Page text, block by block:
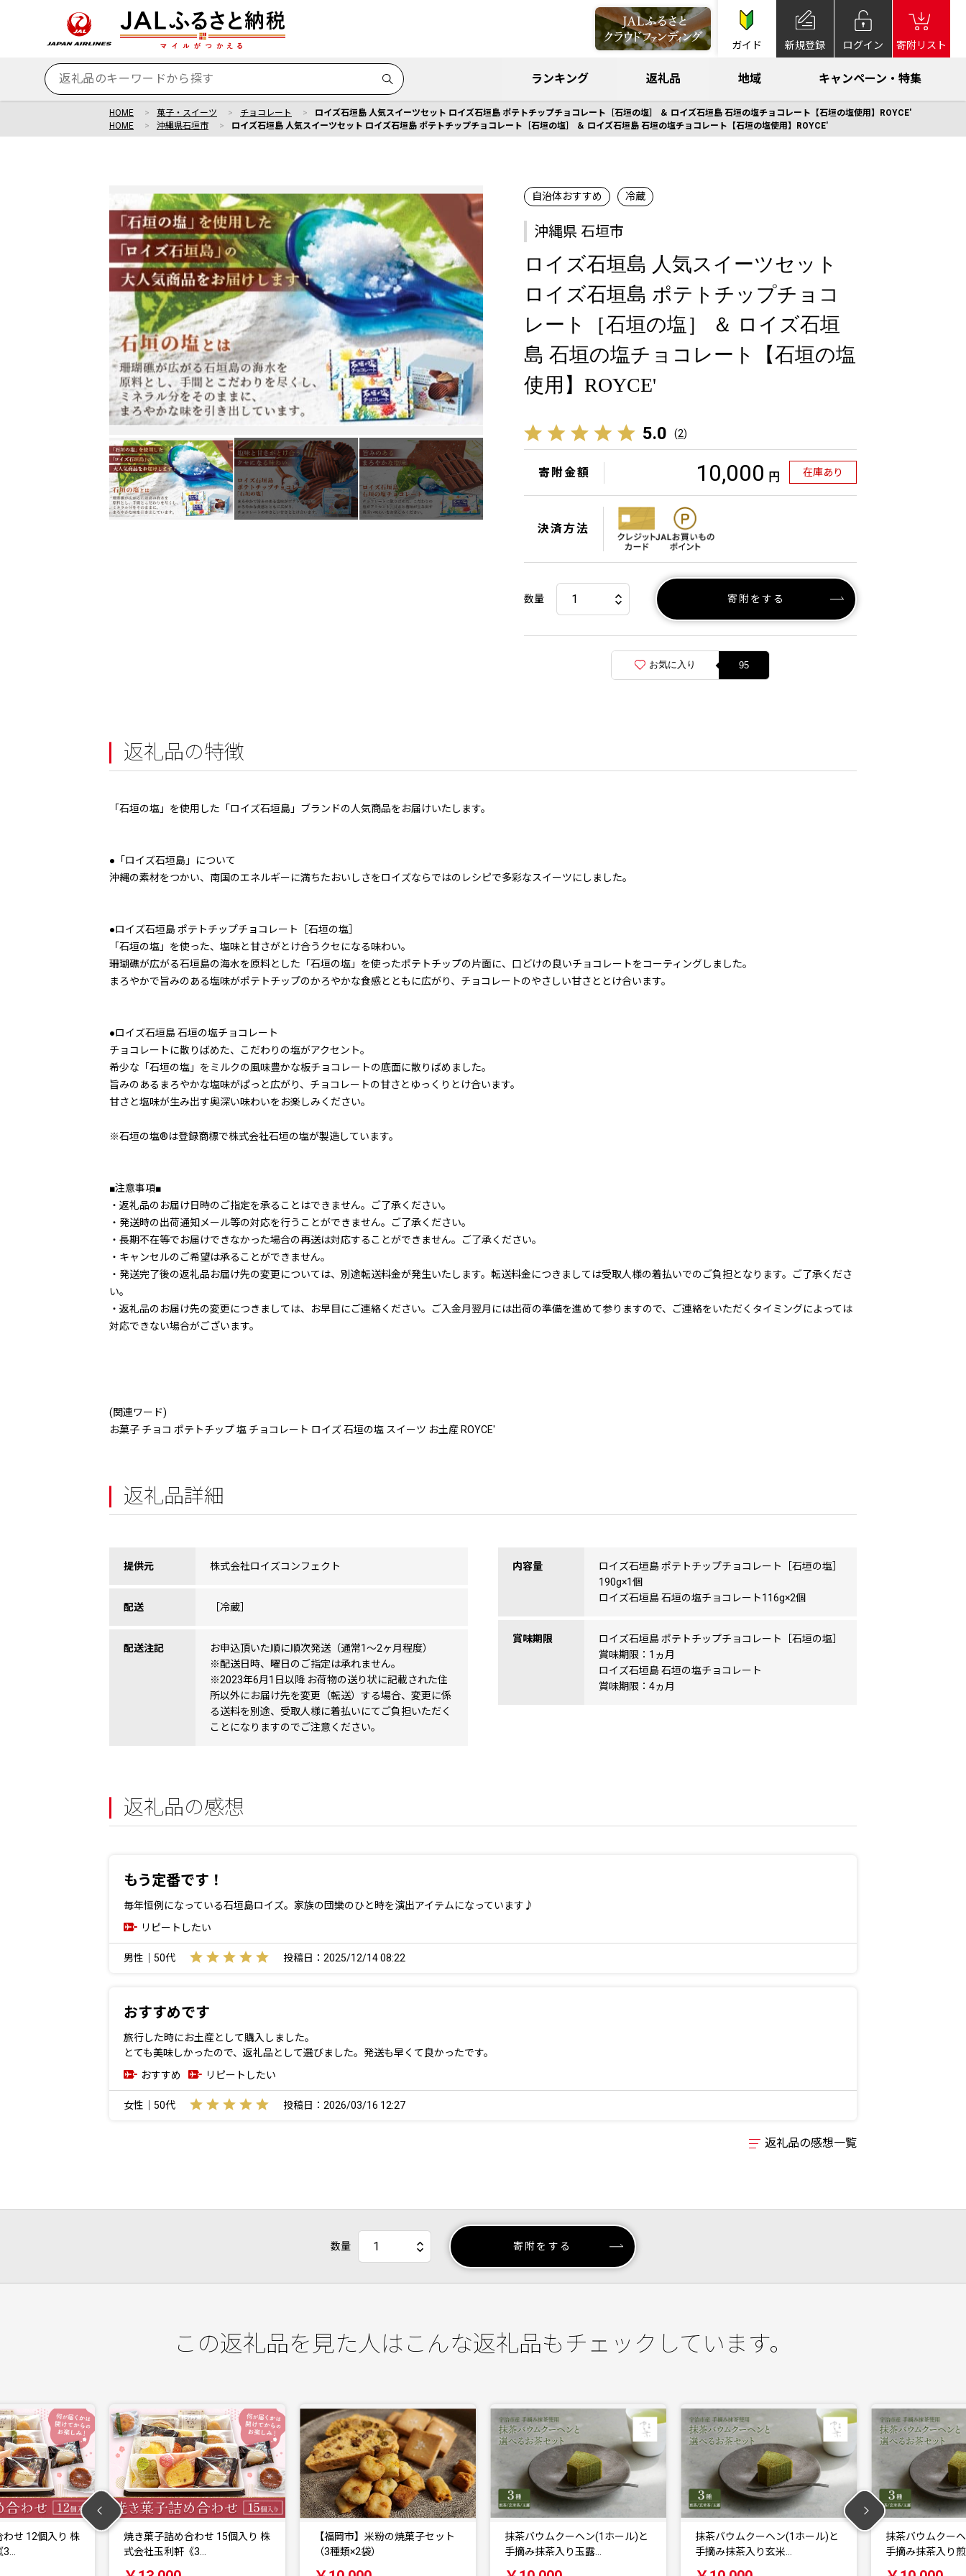
ガイド 新規登録 ログイン 寄附リスト
ランキング 返礼品 地域 キャンペーン・特集
HOME 菓子・スイーツ チョコレート
ロイズ石垣島 人気スイーツセット ロイズ石垣島 ポテトチップチョコレート［石垣の塩］ ＆ ロイズ石垣島 石垣の塩チョコレート【石垣の塩使用】ROYCE'
HOME
沖縄県石垣市 ロイズ石垣島 人気スイーツセット ロイズ石垣島 ポテトチップチョコレート［石垣の塩］ ＆ ロイズ石垣島 石垣の塩チョコレート【石垣の塩使用】ROYCE'
自治体おすすめ 冷蔵
沖縄県 石垣市
ロイズ石垣島 人気スイーツセット
ロイズ石垣島 ポテトチップチョコ
レート［石垣の塩］ ＆ ロイズ石垣
島 石垣の塩チョコレート【石垣の塩
使用】ROYCE'
5.0 (2)
寄附金額 10,000 円 在庫あり
決済方法
数量 寄附をする
お気に入り 95
返礼品の特徴
「石垣の塩」を使用した「ロイズ石垣島」ブランドの人気商品をお届けいたします。
●「ロイズ石垣島」について
沖縄の素材をつかい、南国のエネルギーに満ちたおいしさをロイズならではのレシピで多彩なスイーツにしました。
●ロイズ石垣島 ポテトチップチョコレート［石垣の塩］
「石垣の塩」を使った、塩味と甘さがとけ合うクセになる味わい。
珊瑚礁が広がる石垣島の海水を原料とした「石垣の塩」を使ったポテトチップの片面に、口どけの良いチョコレートをコーティングしました。
まろやかで旨みのある塩味がポテトチップのかろやかな食感とともに広がり、チョコレートのやさしい甘さととけ合います。
●ロイズ石垣島 石垣の塩チョコレート
チョコレートに散りばめた、こだわりの塩がアクセント。
希少な「石垣の塩」をミルクの風味豊かな板チョコレートの底面に散りばめました。
旨みのあるまろやかな塩味がぱっと広がり、チョコレートの甘さとゆっくりとけ合います。
甘さと塩味が生み出す奥深い味わいをお楽しみください。
※石垣の塩®は登録商標で株式会社石垣の塩が製造しています。
■注意事項■
・返礼品のお届け日時のご指定を承ることはできません。ご了承ください。
・発送時の出荷通知メール等の対応を行うことができません。ご了承ください。
・長期不在等でお届けできなかった場合の再送は対応することができません。ご了承ください。
・キャンセルのご希望は承ることができません。
・発送完了後の返礼品お届け先の変更については、別途転送料金が発生いたします。転送料金につきましては受取人様の着払いでのご負担となります。ご了承くださ
い。
・返礼品のお届け先の変更につきましては、お早目にご連絡ください。ご入金月翌月には出荷の準備を進めて参りますので、ご連絡をいただくタイミングによっては
対応できない場合がございます。
(関連ワード)
お菓子 チョコ ポテトチップ 塩 チョコレート ロイズ 石垣の塩 スイーツ お土産 ROYCE'
返礼品詳細
提供元 株式会社ロイズコンフェクト
配送 ［冷蔵］
配送注記
お申込頂いた順に順次発送（通常1～2ヶ月程度）
※配送日時、曜日のご指定は承れません。
※2023年6月1日以降 お荷物の送り状に記載された住
所以外にお届け先を変更（転送）する場合、変更に係
る送料を別途、受取人様に着払いにてご負担いただく
ことになりますのでご注意ください。
内容量
ロイズ石垣島 ポテトチップチョコレート［石垣の塩］
190g×1個
ロイズ石垣島 石垣の塩チョコレート116g×2個
賞味期限
ロイズ石垣島 ポテトチップチョコレート［石垣の塩］
賞味期限：1ヵ月
ロイズ石垣島 石垣の塩チョコレート
賞味期限：4ヵ月
返礼品の感想
もう定番です！
毎年恒例になっている石垣島ロイズ。家族の団欒のひと時を演出アイテムになっています♪
リピートしたい
男性｜50代 投稿日：2025/12/14 08:22
おすすめです
旅行した時にお土産として購入しました。
とても美味しかったので、返礼品として選びました。発送も早くて良かったです。
おすすめ
リピートしたい
女性｜50代 投稿日：2026/03/16 12:27
返礼品の感想一覧
数量 寄附をする
この返礼品を見た人はこんな返礼品もチェックしています。
せ 15個入り 株
【福岡市】米粉の焼菓子セット
（3種類×2袋）
抹茶バウムクーヘン(1ホール)と
手摘み抹茶入り玉露…
抹茶バウムクーヘン(1ホール)と
手摘み抹茶入り玄米…
抹茶バウムクーヘン(1ホール)と
手摘み抹茶入り煎茶…
京都府与謝野町
マツを練り込ん